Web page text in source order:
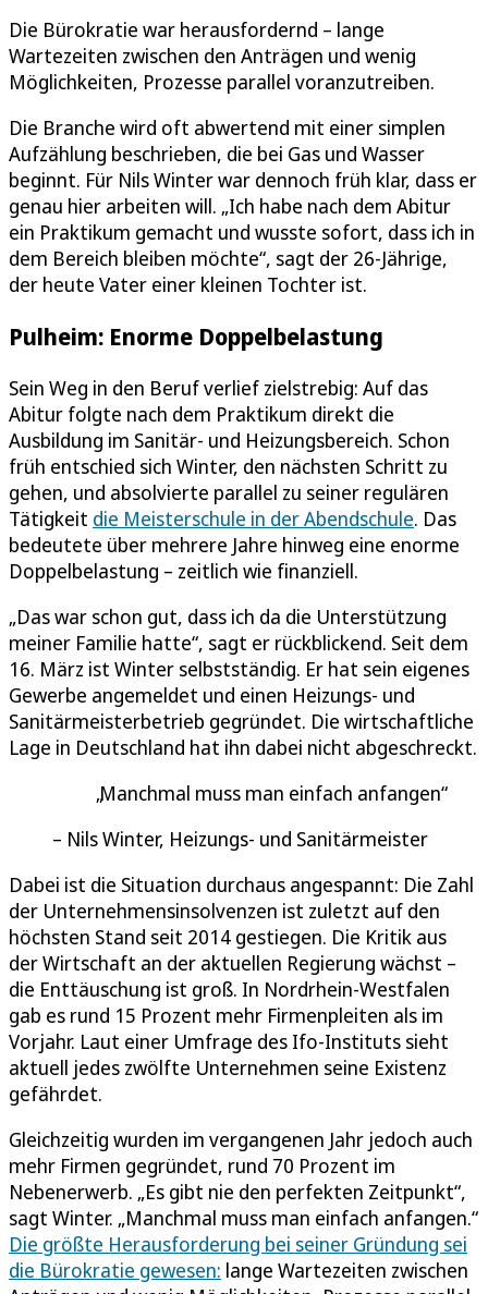
Die Bürokratie war herausfordernd – lange
Wartezeiten zwischen den Anträgen und wenig
Möglichkeiten, Prozesse parallel voranzutreiben.
Die Branche wird oft abwertend mit einer simplen
Aufzählung beschrieben, die bei Gas und Wasser
beginnt. Für Nils Winter war dennoch früh klar, dass er
genau hier arbeiten will. „Ich habe nach dem Abitur
ein Praktikum gemacht und wusste sofort, dass ich in
dem Bereich bleiben möchte“, sagt der 26-Jährige,
der heute Vater einer kleinen Tochter ist.
Pulheim: Enorme Doppelbelastung
Sein Weg in den Beruf verlief zielstrebig: Auf das
Abitur folgte nach dem Praktikum direkt die
Ausbildung im Sanitär- und Heizungsbereich. Schon
früh entschied sich Winter, den nächsten Schritt zu
gehen, und absolvierte parallel zu seiner regulären
Tätigkeit die Meisterschule in der Abendschule. Das
bedeutete über mehrere Jahre hinweg eine enorme
Doppelbelastung – zeitlich wie finanziell.
„Das war schon gut, dass ich da die Unterstützung
meiner Familie hatte“, sagt er rückblickend. Seit dem
16. März ist Winter selbstständig. Er hat sein eigenes
Gewerbe angemeldet und einen Heizungs- und
Sanitärmeisterbetrieb gegründet. Die wirtschaftliche
Lage in Deutschland hat ihn dabei nicht abgeschreckt.
Manchmal muss man einfach anfangen
Nils Winter, Heizungs- und Sanitärmeister
Dabei ist die Situation durchaus angespannt: Die Zahl
der Unternehmensinsolvenzen ist zuletzt auf den
höchsten Stand seit 2014 gestiegen. Die Kritik aus
der Wirtschaft an der aktuellen Regierung wächst –
die Enttäuschung ist groß. In Nordrhein-Westfalen
gab es rund 15 Prozent mehr Firmenpleiten als im
Vorjahr. Laut einer Umfrage des Ifo-Instituts sieht
aktuell jedes zwölfte Unternehmen seine Existenz
gefährdet.
Gleichzeitig wurden im vergangenen Jahr jedoch auch
mehr Firmen gegründet, rund 70 Prozent im
Nebenerwerb. „Es gibt nie den perfekten Zeitpunkt“,
sagt Winter. „Manchmal muss man einfach anfangen.“
Die größte Herausforderung bei seiner Gründung sei
die Bürokratie gewesen: lange Wartezeiten zwischen